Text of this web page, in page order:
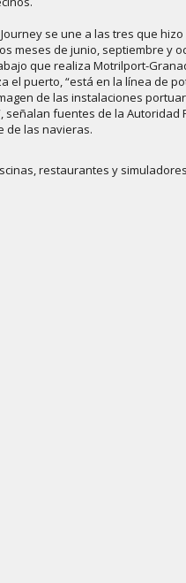
se une a las tres que hizo
meses de junio, septiembre y
que realiza Motrilport-
el puerto, “está en la línea de
de las instalaciones
señalan fuentes de la Autoridad
de las navieras.
restaurantes y